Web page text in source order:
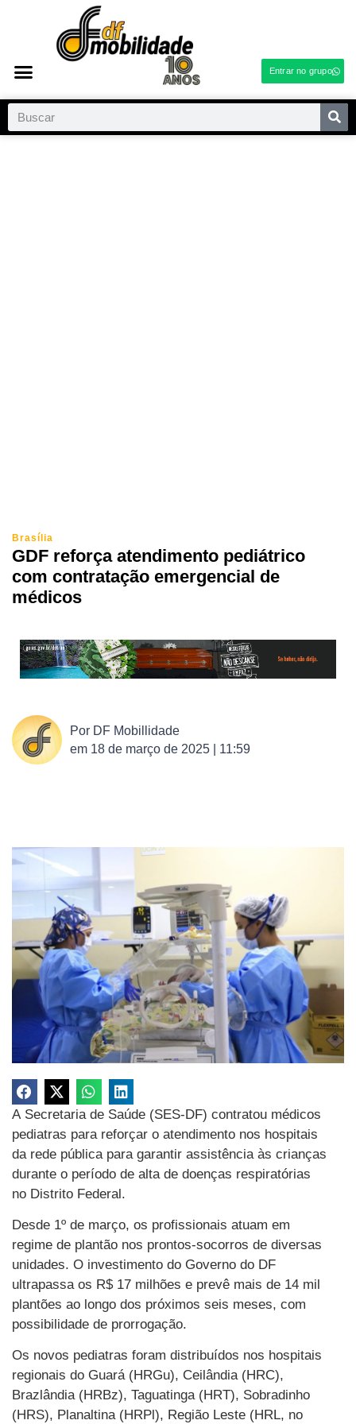
Entrar no grupo
Brasília
GDF reforça atendimento pediátrico
com contratação emergencial de
médicos
Por DF Mobillidade
em 18 de março de 2025 | 11:59
A Secretaria de Saúde (SES-DF) contratou médicos
pediatras para reforçar o atendimento nos hospitais
da rede pública para garantir assistência às crianças
durante o período de alta de doenças respiratórias
no Distrito Federal.
Desde 1º de março, os profissionais atuam em
regime de plantão nos prontos-socorros de diversas
unidades. O investimento do Governo do DF
ultrapassa os R$ 17 milhões e prevê mais de 14 mil
plantões ao longo dos próximos seis meses, com
possibilidade de prorrogação.
Os novos pediatras foram distribuídos nos hospitais
regionais do Guará (HRGu), Ceilândia (HRC),
Brazlândia (HRBz), Taguatinga (HRT), Sobradinho
(HRS), Planaltina (HRPl), Região Leste (HRL, no